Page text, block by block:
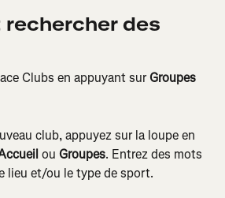
des
Clubs en appuyant sur Groupes
club, appuyez sur la loupe en
ou Groupes. Entrez des mots
lieu et/ou le type de sport.